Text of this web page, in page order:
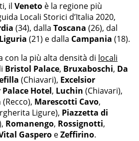
il Veneto è la regione più
Locali Storici d’Italia 2020,
(34), dalla Toscana (26), dal
Liguria (21) e dalla Campania (18).
con la più alta densità di locali
Bristol Palace, Bruxaboschi, Da
(Chiavari), Excelsior
Palace Hotel, Luchin (Chiavari),
(Recco), Marescotti Cavo,
Ligure), Piazzetta di
Romanengo, Rossignotti,
Gaspero eZeffirino.